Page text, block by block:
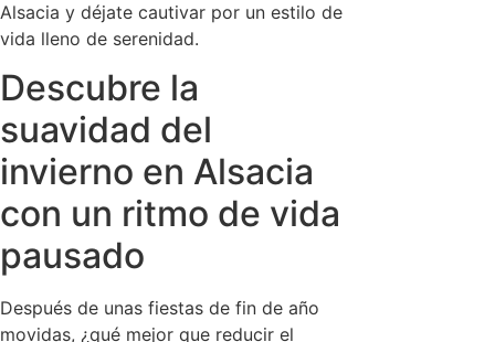
Alsacia y déjate cautivar por un estilo de
vida lleno de serenidad.
Descubre la
suavidad del
invierno en Alsacia
con un ritmo de vida
pausado
Después de unas fiestas de fin de año
movidas, ¿qué mejor que reducir el